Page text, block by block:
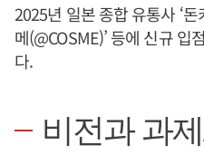
2025년 일본 종합 유통사 ‘돈
메(@COSME)’ 등에 신규 입
다.
비전과 과